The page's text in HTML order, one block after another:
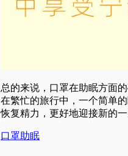
总的来说，口罩在助眠方面
在繁忙的旅行中，一个简单
恢复精力，更好地迎接新的一
口罩助眠